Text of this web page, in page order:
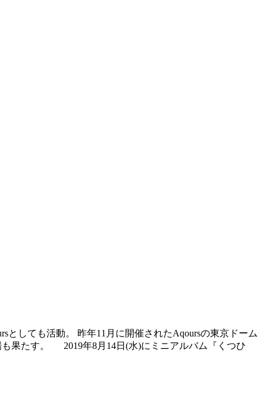
しても活動。 昨年11月に開催されたAqoursの東京ドーム
も果たす。 2019年8月14日(水)にミニアルバム『くつひ